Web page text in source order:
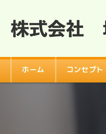
ホーム コンセプト